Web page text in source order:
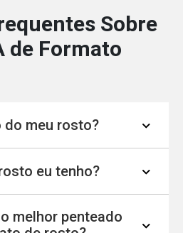
Sobre
de Formato
do meu rosto?
do seu rosto com
detector IA de formato
as principais
eu tenho?
formato de rosto
melhor penteado